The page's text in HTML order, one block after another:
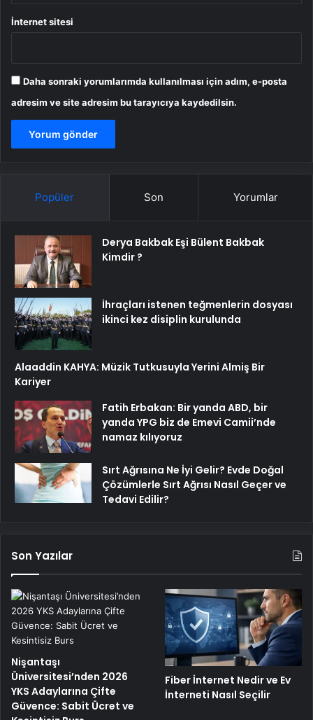
İnternet sitesi
Daha sonraki yorumlarımda kullanılması için adım, e-posta
adresim ve site adresim bu tarayıcıya kaydedilsin.
Popüler Son Yorumlar
Derya Bakbak Eşi Bülent Bakbak
Kimdir ?
İhraçları istenen teğmenlerin dosyası
ikinci kez disiplin kurulunda
Alaaddin KAHYA: Müzik Tutkusuyla Yerini Almiş Bir
Kariyer
Fatih Erbakan: Bir yanda ABD, bir
yanda YPG biz de Emevi Camii’nde
namaz kılıyoruz
Sırt Ağrısına Ne İyi Gelir? Evde Doğal
Çözümlerle Sırt Ağrısı Nasıl Geçer ve
Tedavi Edilir?
Son Yazılar
Nişantaşı
Üniversitesi’nden 2026
YKS Adaylarına Çifte
Güvence: Sabit Ücret ve
Fiber İnternet Nedir ve Ev
İnterneti Nasıl Seçilir